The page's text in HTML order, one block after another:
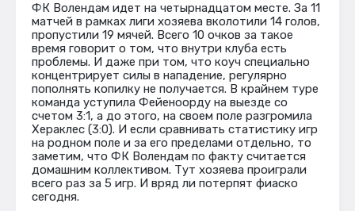
ФК Волендам идет на четырнадцатом месте. За 11
матчей в рамках лиги хозяева вколотили 14 голов,
пропустили 19 мячей. Всего 10 очков за такое
время говорит о том, что внутри клуба есть
проблемы. И даже при том, что коуч специально
концентрирует силы в нападение, регулярно
пополнять копилку не получается. В крайнем туре
команда уступила Фейеноорду на выезде со
счетом 3:1, а до этого, на своем поле разгромила
Хераклес (3:0). И если сравнивать статистику игр
на родном поле и за его пределами отдельно, то
заметим, что ФК Волендам по факту считается
домашним коллективом. Тут хозяева проиграли
всего раз за 5 игр. И вряд ли потерпят фиаско
сегодня.